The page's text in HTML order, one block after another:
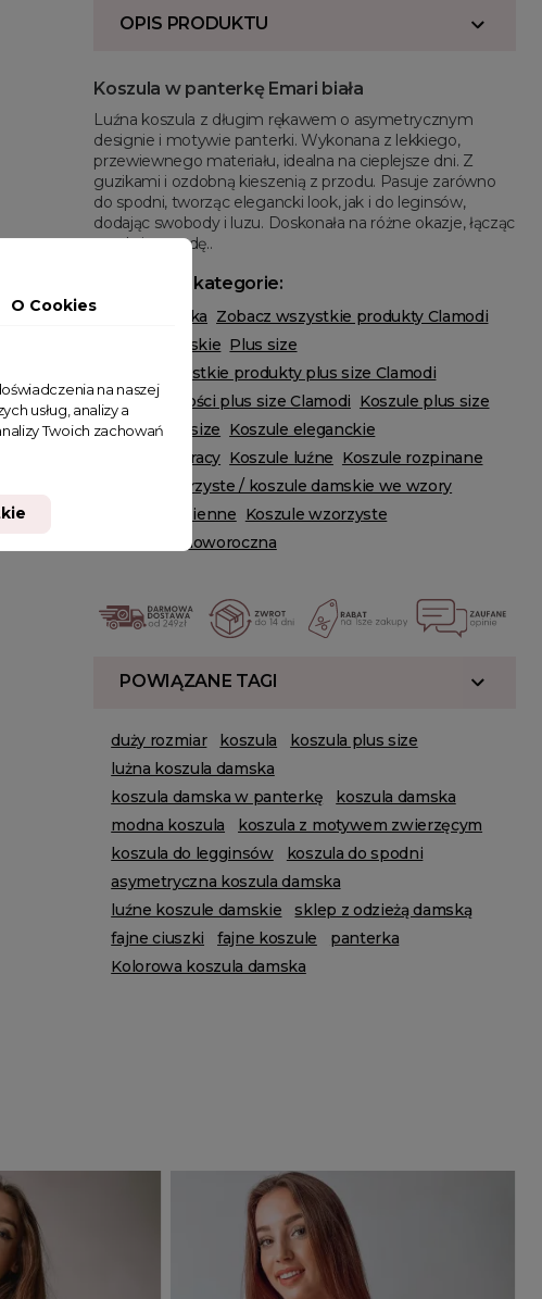
OPIS PRODUKTU
Koszula w panterkę Emari biała
Luźna koszula z długim rękawem o asymetrycznym
designie i motywie panterki. Wykonana z lekkiego,
przewiewnego materiału, idealna na cieplejsze dni. Z
guzikami i ozdobną kieszenią z przodu. Pasuje zarówno
do spodni, tworząc elegancki look, jak i do leginsów,
dodając swobody i luzu. Doskonała na różne okazje, łącząc
modę i wygodę..
Powiązane kategorie:
Odzież damska Zobacz wszystkie produkty Clamodi
Koszule damskie Plus size
Zobacz wszystkie produkty plus size Clamodi
Zobacz nowości plus size Clamodi Koszule plus size
Koszule oversize Koszule eleganckie
Koszule do pracy Koszule luźne Koszule rozpinane
Koszule wzorzyste / koszule damskie we wzory
Koszule codzienne Koszule wzorzyste
Wyprzedaż noworoczna
POWIĄZANE TAGI
duży rozmiar koszula
koszula plus size
lużna koszula damska
koszula damska w panterkę
koszula damska
modna koszula
koszula z motywem zwierzęcym
koszula do legginsów
koszula do spodni
asymetryczna koszula damska
luźne koszule damskie
sklep z odzieżą damską
fajne ciuszki
fajne koszule
panterka
Kolorowa koszula damska
O Cookies
na naszej
usług, analizy a
Twoich zachowań